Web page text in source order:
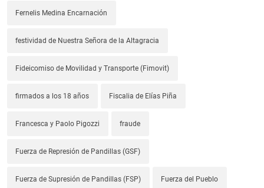
Fernelis Medina Encarnación
festividad de Nuestra Señora de la Altagracia
Fideicomiso de Movilidad y Transporte (Fimovit)
firmados a los 18 años Fiscalia de Elías Piña
Francesca y Paolo Pigozzi fraude
Fuerza de Represión de Pandillas (GSF)
Fuerza de Supresión de Pandillas (FSP) Fuerza del Pueblo